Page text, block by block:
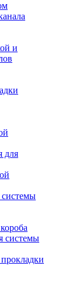
и
для
системы
системы